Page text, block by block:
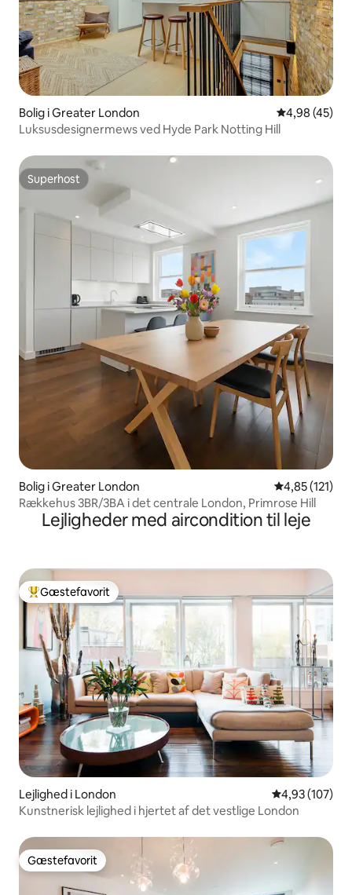
Bolig i Greater London 4,98 ud af 5 i
4,98 (45)
Luksusdesignermews ved Hyde Park Notting Hill
Superhost
Superhost
Bolig i Greater London 4,85 ud af 5 i
4,85 (121)
Rækkehus 3BR/3BA i det centrale London, Primrose Hill
Lejligheder med aircondition til leje
Bedste gæstefavorit
Gæstefavorit
Lejlighed i London 4,93 ud af 5 i
4,93 (107)
Kunstnerisk lejlighed i hjertet af det vestlige London
Gæstefavorit
Gæstefavorit